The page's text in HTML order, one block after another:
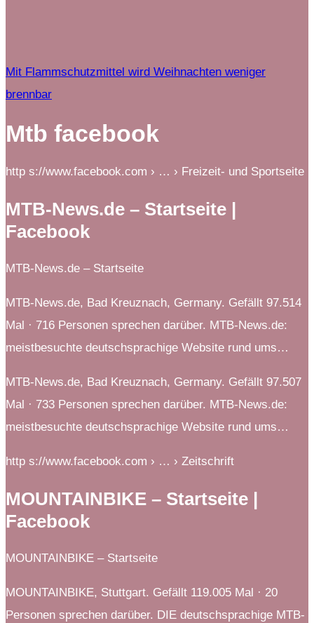
Mit Flammschutzmittel wird Weihnachten weniger
brennbar
Mtb facebook
http s://www.facebook.com › … › Freizeit- und Sportseite
MTB-News.de – Startseite |
Facebook
MTB-News.de – Startseite
MTB-News.de, Bad Kreuznach, Germany. Gefällt 97.514
Mal · 716 Personen sprechen darüber. MTB-News.de:
meistbesuchte deutschsprachige Website rund ums…
MTB-News.de, Bad Kreuznach, Germany. Gefällt 97.507
Mal · 733 Personen sprechen darüber. MTB-News.de:
meistbesuchte deutschsprachige Website rund ums…
http s://www.facebook.com › … › Zeitschrift
MOUNTAINBIKE – Startseite |
Facebook
MOUNTAINBIKE – Startseite
MOUNTAINBIKE, Stuttgart. Gefällt 119.005 Mal · 20
Personen sprechen darüber. DIE deutschsprachige MTB-